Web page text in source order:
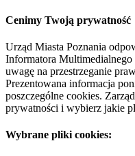
Cenimy Twoją prywatność
Urząd Miasta Poznania
Informatora Multimedialnego
uwagę na przestrzeganie
Prezentowana informacja
poszczególne cookies.
prywatności i wybierz jakie
Wybrane pliki cookies: